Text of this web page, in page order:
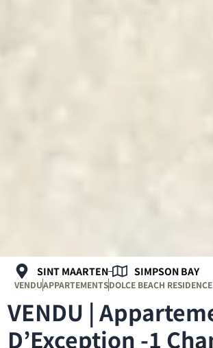
VENDU |
D’Exception -1
SINT MAARTEN SIMPSON BAY
VENDUAPPARTEMENTSDOLCE BEACH RESIDENCE